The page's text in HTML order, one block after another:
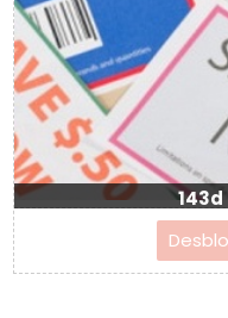
143d